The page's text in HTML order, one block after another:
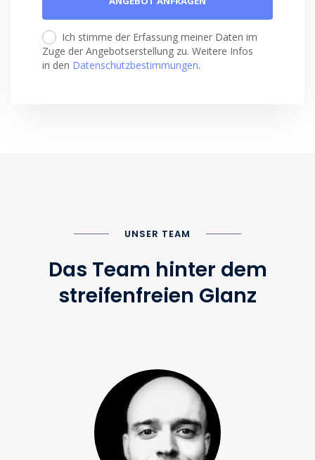
Ich stimme der Erfassung meiner Daten im
Zuge der Angebotserstellung zu. Weitere Infos
in den Datenschutzbestimmungen.
UNSER TEAM
Das Team hinter dem
streifenfreien Glanz